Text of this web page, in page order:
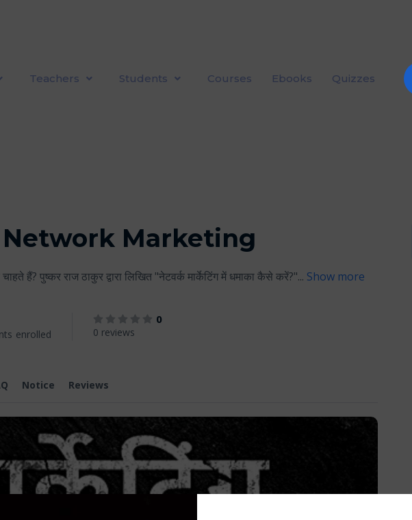
Teachers Students Courses Ebooks Quizzes
Network Marketing
हैं? पुष्कर राज ठाकुर द्वारा लिखित "नेटवर्क मार्केटिंग में धमाका कैसे करें?"... Show more
enrolled
0
0 reviews
Notice Reviews